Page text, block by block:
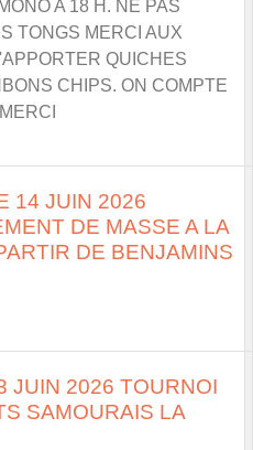
A 18 H. NE PAS
TONGS MERCI AUX
QUICHES
CHIPS. ON COMPTE
14 JUIN 2026
DE MASSE A LA
DE BENJAMINS
JUIN 2026 TOURNOI
SAMOURAIS LA